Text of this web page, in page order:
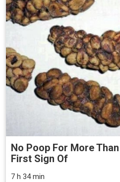
No Poop For More
First Sign Of
7 h 34 min